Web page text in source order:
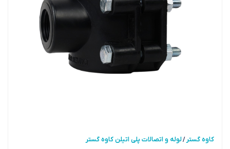
کاوه گستر /لوله و اتصالات پلی اتیلن کاوه گستر